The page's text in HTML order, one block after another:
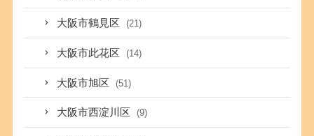
大阪市鶴見区 (21)
大阪市此花区 (14)
大阪市旭区 (51)
大阪市西淀川区 (9)